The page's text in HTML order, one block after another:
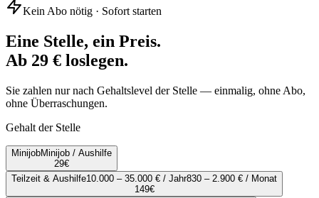
Kein Abo nötig · Sofort starten
Eine Stelle, ein Preis.
Ab 29 € loslegen.
Sie zahlen nur nach Gehaltslevel der Stelle — einmalig, ohne Abo,
ohne Überraschungen.
Gehalt der Stelle
MinijobMinijob / Aushilfe
29€
Teilzeit & Aushilfe10.000 – 35.000 € / Jahr830 – 2.900 € / Monat
149€